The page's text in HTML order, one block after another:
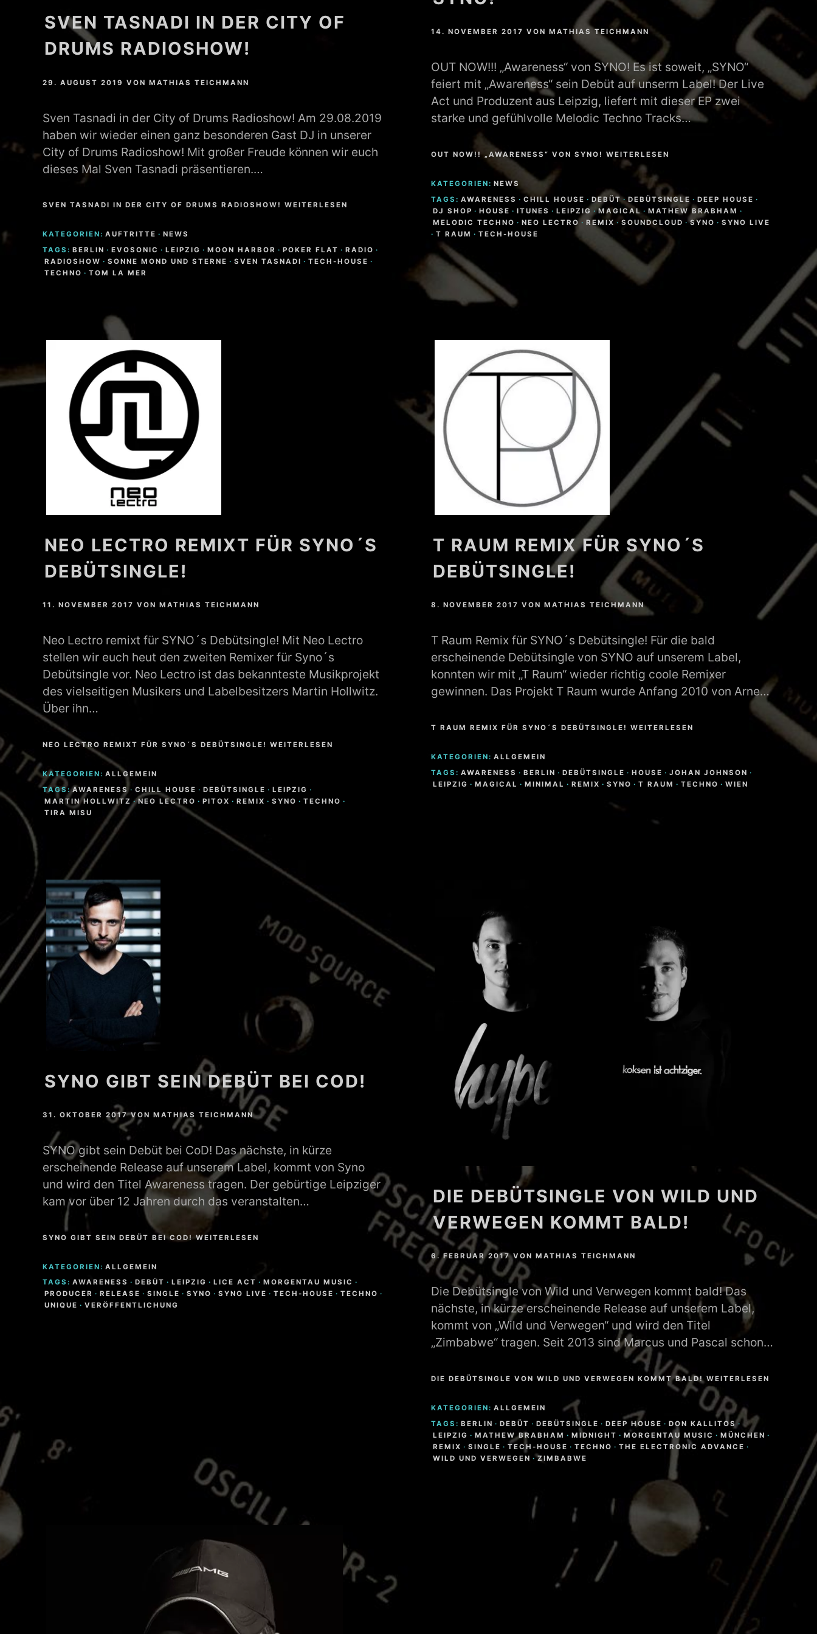
MATHEW BRABHAM
DREA PERLON
FRIEDER MORNEWEG
SVEN TASNADI IN DER CITY OF
DRUMS RADIOSHOW!
29. AUGUST 2019 VONMATHIAS TEICHMANN
Sven Tasnadi in der City of Drums Radioshow! Am 29.08.2019
haben wir wieder einen ganz besonderen Gast DJ in unserer
City of Drums Radioshow! Mit großer Freude können wir euch
dieses Mal Sven Tasnadi präsentieren.…
SVEN TASNADI IN DER CITY OF DRUMS RADIOSHOW! WEITERLESEN
KATEGORIEN: AUFTRITTE · NEWS
TAGS: BERLIN · EVOSONIC · LEIPZIG · MOON HARBOR · POKER FLAT · RADIO ·
RADIOSHOW · SONNE MOND UND STERNE · SVEN TASNADI · TECH-HOUSE ·
TECHNO · TOM LA MER
14. NOVEMBER 2017 VON MATHIAS TEICHMANN
OUT NOW!!! „Awareness“ von SYNO! Es ist soweit, „SYNO“
feiert mit „Awareness“ sein Debüt auf unserm Label! Der Live
Act und Produzent aus Leipzig, liefert mit dieser EP zwei
starke und gefühlvolle Melodic Techno Tracks…
OUT NOW!! „AWARENESS“ VON SYNO! WEITERLESEN
KATEGORIEN: NEWS
TAGS: AWARENESS · CHILL HOUSE · DEBÜT · DEBÜTSINGLE · DEEP HOUSE ·
DJ SHOP · HOUSE · ITUNES · LEIPZIG · MAGICAL · MATHEW BRABHAM ·
MELODIC TECHNO · NEO LECTRO · REMIX · SOUNDCLOUD · SYNO · SYNO LIVE
· T RAUM · TECH-HOUSE
NEO LECTRO REMIXT FÜR SYNO´S
DEBÜTSINGLE!
11. NOVEMBER 2017 VONMATHIAS TEICHMANN
Neo Lectro remixt für SYNO´s Debütsingle! Mit Neo Lectro
stellen wir euch heut den zweiten Remixer für Syno´s
Debütsingle vor. Neo Lectro ist das bekannteste Musikprojekt
des vielseitigen Musikers und Labelbesitzers Martin Hollwitz.
Über ihn…
NEO LECTRO REMIXT FÜR SYNO´S DEBÜTSINGLE! WEITERLESEN
KATEGORIEN: ALLGEMEIN
TAGS: AWARENESS · CHILL HOUSE · DEBÜTSINGLE · LEIPZIG ·
MARTIN HOLLWITZ · NEO LECTRO · PITOX · REMIX · SYNO · TECHNO ·
TIRA MISU
T RAUM REMIX FÜR SYNO´S
DEBÜTSINGLE!
8. NOVEMBER 2017 VON MATHIAS TEICHMANN
T Raum Remix für SYNO´s Debütsingle! Für die bald
erscheinende Debütsingle von SYNO auf unserem Label,
konnten wir mit „T Raum“ wieder richtig coole Remixer
gewinnen. Das Projekt T Raum wurde Anfang 2010 von Arne…
T RAUM REMIX FÜR SYNO´S DEBÜTSINGLE! WEITERLESEN
KATEGORIEN: ALLGEMEIN
TAGS: AWARENESS · BERLIN · DEBÜTSINGLE · HOUSE · JOHAN JOHNSON ·
LEIPZIG · MAGICAL · MINIMAL · REMIX · SYNO · T RAUM · TECHNO · WIEN
SYNO GIBT SEIN DEBÜT BEI COD!
31. OKTOBER 2017VONMATHIAS TEICHMANN
SYNO gibt sein Debüt bei CoD! Das nächste, in kürze
erscheinende Release auf unserem Label, kommt von Syno
und wird den Titel Awareness tragen. Der gebürtige Leipziger
kam vor über 12 Jahren durch das veranstalten…
SYNO GIBT SEIN DEBÜT BEI COD! WEITERLESEN
KATEGORIEN: ALLGEMEIN
TAGS: AWARENESS · DEBÜT · LEIPZIG · LICE ACT · MORGENTAU MUSIC ·
PRODUCER · RELEASE · SINGLE · SYNO · SYNO LIVE · TECH-HOUSE · TECHNO ·
UNIQUE · VERÖFFENTLICHUNG
DIE DEBÜTSINGLE VON WILD UND
VERWEGEN KOMMT BALD!
6. FEBRUAR 2017VON MATHIAS TEICHMANN
Die Debütsingle von Wild und Verwegen kommt bald! Das
nächste, in kürze erscheinende Release auf unserem Label,
kommt von „Wild und Verwegen“ und wird den Titel
„Zimbabwe“ tragen. Seit 2013 sind Marcus und Pascal schon…
DIE DEBÜTSINGLE VON WILD UND VERWEGEN KOMMT BALD! WEITERLESEN
KATEGORIEN: ALLGEMEIN
TAGS: BERLIN · DEBÜT · DEBÜTSINGLE · DEEP HOUSE · DON KALLITOS ·
LEIPZIG · MATHEW BRABHAM · MIDNIGHT · MORGENTAU MUSIC · MÜNCHEN ·
REMIX · SINGLE · TECH-HOUSE · TECHNO · THE ELECTRONIC ADVANCE ·
WILD UND VERWEGEN · ZIMBABWE